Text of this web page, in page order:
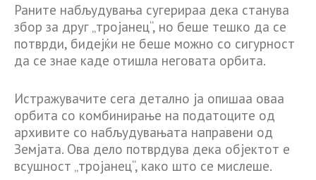
Раните набљудувања сугерираа дека станува
збор за друг „тројанец“, но беше тешко да се
потврди, бидејќи не беше можно со сигурност
да се знае каде отишла неговата орбита.
Истражувачите сега детално ја опишаа оваа
орбита со комбинирање на податоците од
архивите со набљудувањата направени од
Земјата. Ова дело потврдува дека објектот е
всушност „тројанец“, како што се мислеше.